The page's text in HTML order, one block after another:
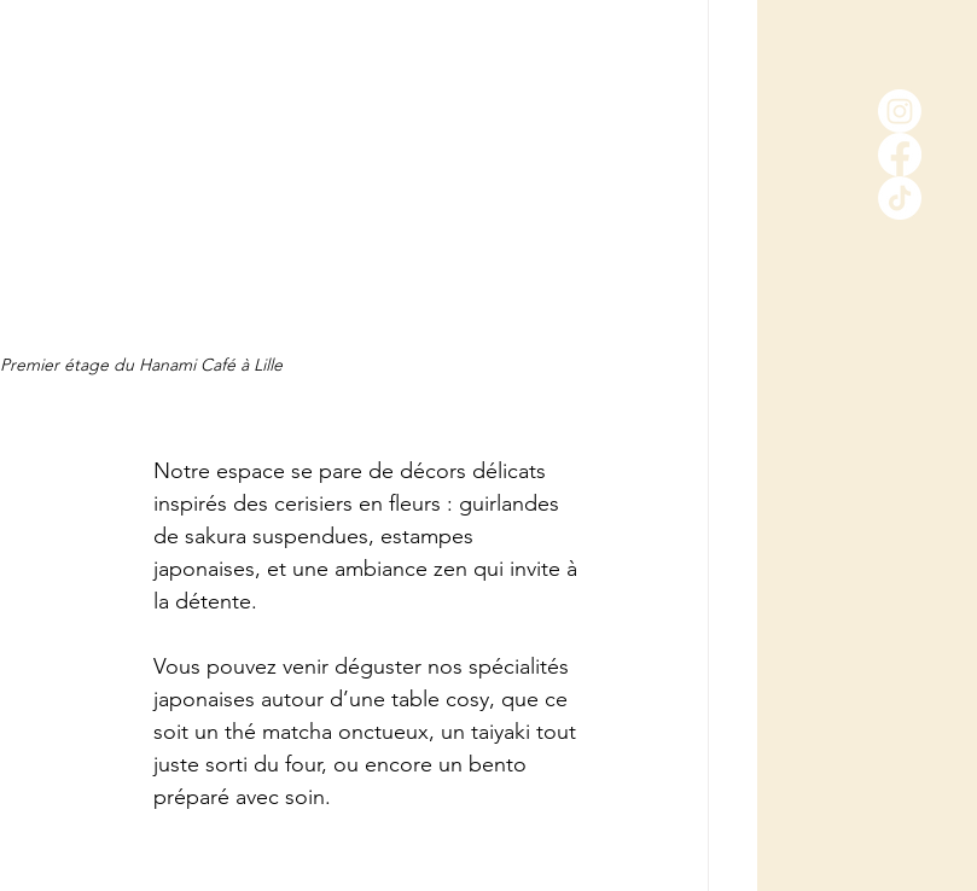
Premier étage du Hanami Café à Lille
Notre espace se pare de décors délicats
inspirés des cerisiers en fleurs : guirlandes
de sakura suspendues, estampes
japonaises, et une ambiance zen qui invite à
la détente.
Vous pouvez venir déguster nos spécialités
japonaises autour d’une table cosy, que ce
soit un thé matcha onctueux, un taiyaki tout
juste sorti du four, ou encore un bento
préparé avec soin.